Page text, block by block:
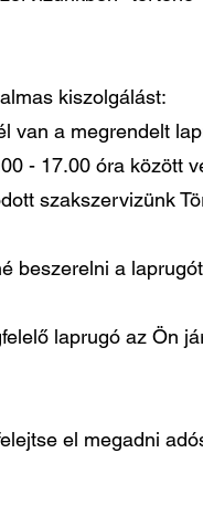
kiszolgálást:
van a megrendelt
- 17.00 óra között
szakszervizünk
beszerelni a
laprugó az Ön
el megadni